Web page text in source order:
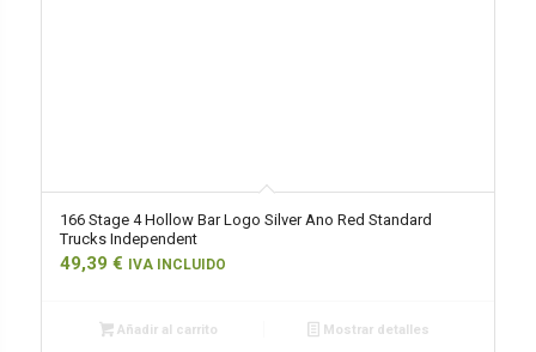
166 Stage 4 Hollow Bar Logo Silver Ano Red Standard
Trucks Independent
49,39 € IVA INCLUIDO
Añadir al carrito Mostrar detalles